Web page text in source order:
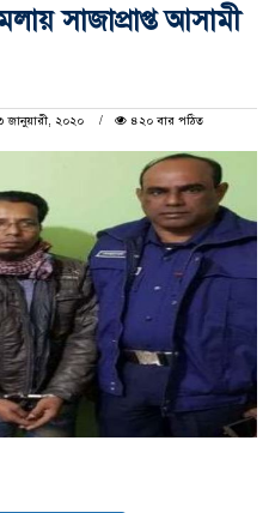
সাজাপ্রাপ্ত আসামী
জানুয়ারী, ২০২০
৪২০ বার পঠিত